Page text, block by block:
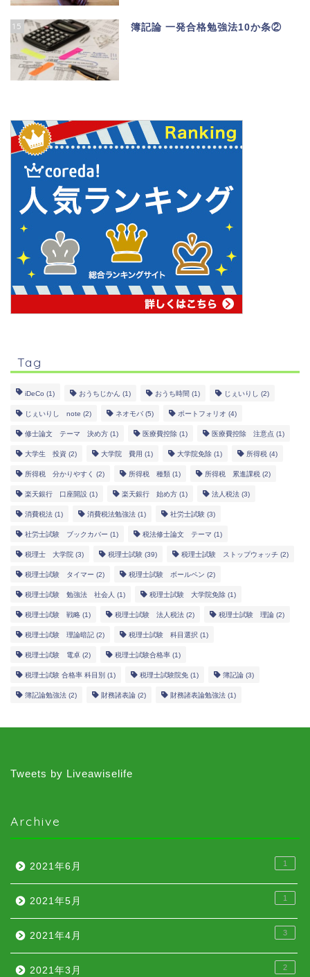
15 簿記論 一発合格勉強法10か条②
Tag
iDeCo (1) おうちじかん (1) おうち時間 (1) じぇいりし (2)
じぇいりし note (2) ネオモバ (5) ポートフォリオ (4)
修士論文 テーマ 決め方 (1) 医療費控除 (1) 医療費控除 注意点 (1)
大学生 投資 (2) 大学院 費用 (1) 大学院免除 (1) 所得税 (4)
所得税 分かりやすく (2) 所得税 種類 (1) 所得税 累進課税 (2)
楽天銀行 口座開設 (1) 楽天銀行 始め方 (1) 法人税法 (3)
消費税法 (1) 消費税法勉強法 (1) 社労士試験 (3)
社労士試験 ブックカバー (1) 税法修士論文 テーマ (1)
税理士 大学院 (3) 税理士試験 (39) 税理士試験 ストップウォッチ (2)
税理士試験 タイマー (2) 税理士試験 ボールペン (2)
税理士試験 勉強法 社会人 (1) 税理士試験 大学院免除 (1)
税理士試験 戦略 (1) 税理士試験 法人税法 (2) 税理士試験 理論 (2)
税理士試験 理論暗記 (2) 税理士試験 科目選択 (1)
税理士試験 電卓 (2) 税理士試験合格率 (1)
税理士試験 合格率 科目別 (1) 税理士試験院免 (1) 簿記論 (3)
簿記論勉強法 (2) 財務諸表論 (2) 財務諸表論勉強法 (1)
Tweets by Liveawiselife
Archive
2021年6月 1
2021年5月 1
2021年4月 3
2021年3月 2